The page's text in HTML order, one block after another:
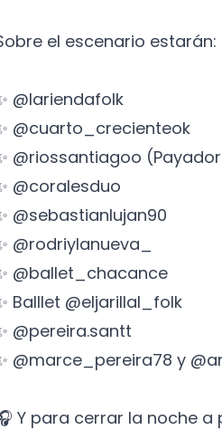
el escenario estarán:
@lariendafolk
@cuarto_crecienteok
@riossantiagoo
@coralesduo
@sebastianlujan90
@rodriylanueva_
@ballet_chacance
Balllet @eljarillal_folk
@pereira.santt
@marce_pereira78 y
Y para cerrar la noche